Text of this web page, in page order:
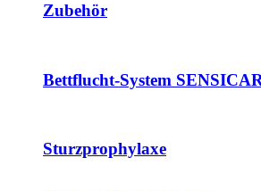
Zubehör
Bettflucht-System
Sturzprophylaxe